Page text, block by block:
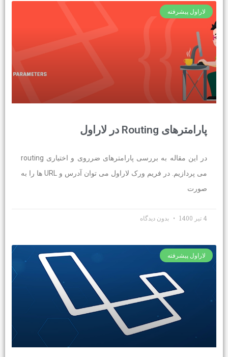
لاراول پیشرفته
پارامترهای Routing در لاراول
در این مقاله به بررسی پارامترهای ضرروی و اختیاری routing
می پردازیم. در فریم ورک لاراول می توان آدرس و URL ها را به
صورت
4 تیر 1400 بدون دیدگاه
لاراول پیشرفته